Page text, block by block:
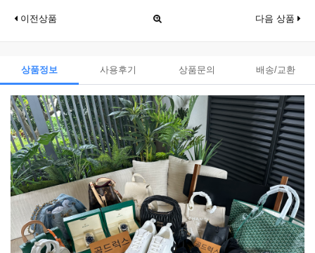
이전상품 다음 상품
상품정보 사용후기 상품문의 배송/교환